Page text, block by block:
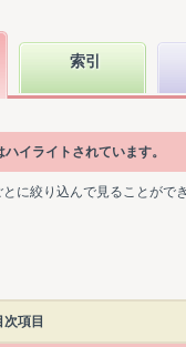
索引
イライトされています。
に絞り込んで見ることがで
次項目